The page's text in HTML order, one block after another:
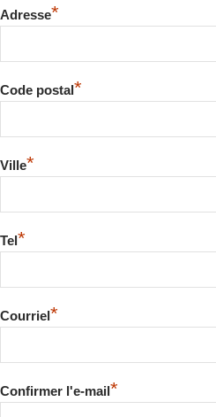
Adresse*
Code postal*
Ville*
Tel *
Courriel *
Confirmer l'e-mail *